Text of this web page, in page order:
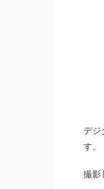
デジ
す。
撮影